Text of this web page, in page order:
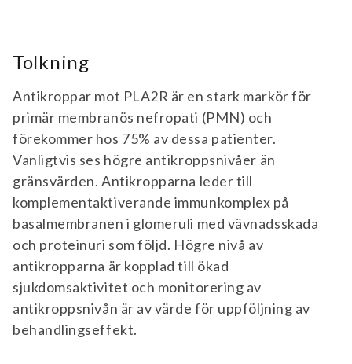
Tolkning
Antikroppar mot PLA2R är en stark markör för
primär membranös nefropati (PMN) och
förekommer hos 75% av dessa patienter.
Vanligtvis ses högre antikroppsnivåer än
gränsvärden. Antikropparna leder till
komplementaktiverande immunkomplex på
basalmembranen i glomeruli med vävnadsskada
och proteinuri som följd. Högre nivå av
antikropparna är kopplad till ökad
sjukdomsaktivitet och monitorering av
antikroppsnivån är av värde för uppföljning av
behandlingseffekt.